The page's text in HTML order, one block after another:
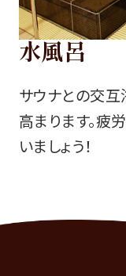
水風呂
サウナとの交
高まります。疲
いましょう！